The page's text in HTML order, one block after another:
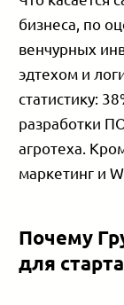
бизнеса, по
венчурных
эдтехом и
статистику:
разработки
агротеха.
маркетинг и
Почему
для